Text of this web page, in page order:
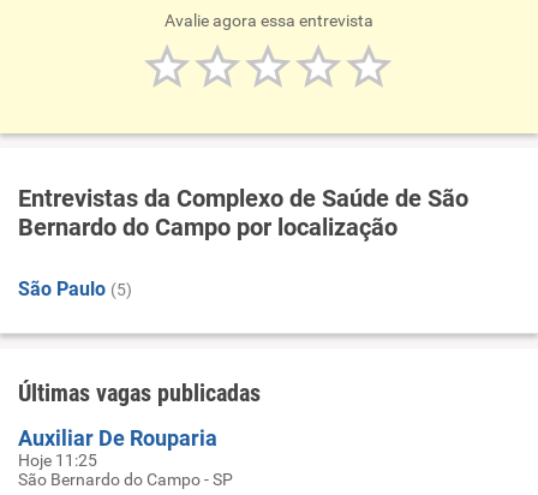
Avalie agora essa entrevista
Entrevistas da Complexo de Saúde de São
Bernardo do Campo por localização
São Paulo (5)
Últimas vagas publicadas
Auxiliar De Rouparia
Hoje 11:25
São Bernardo do Campo - SP